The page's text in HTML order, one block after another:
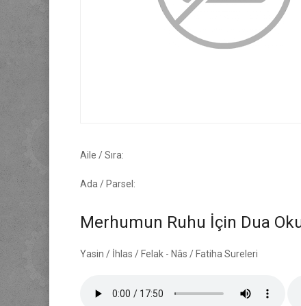
Aile / Sıra:
Ada / Parsel:
Merhumun Ruhu İçin Dua
Yasin / İhlas / Felak - Nâs / Fatiha Sureleri